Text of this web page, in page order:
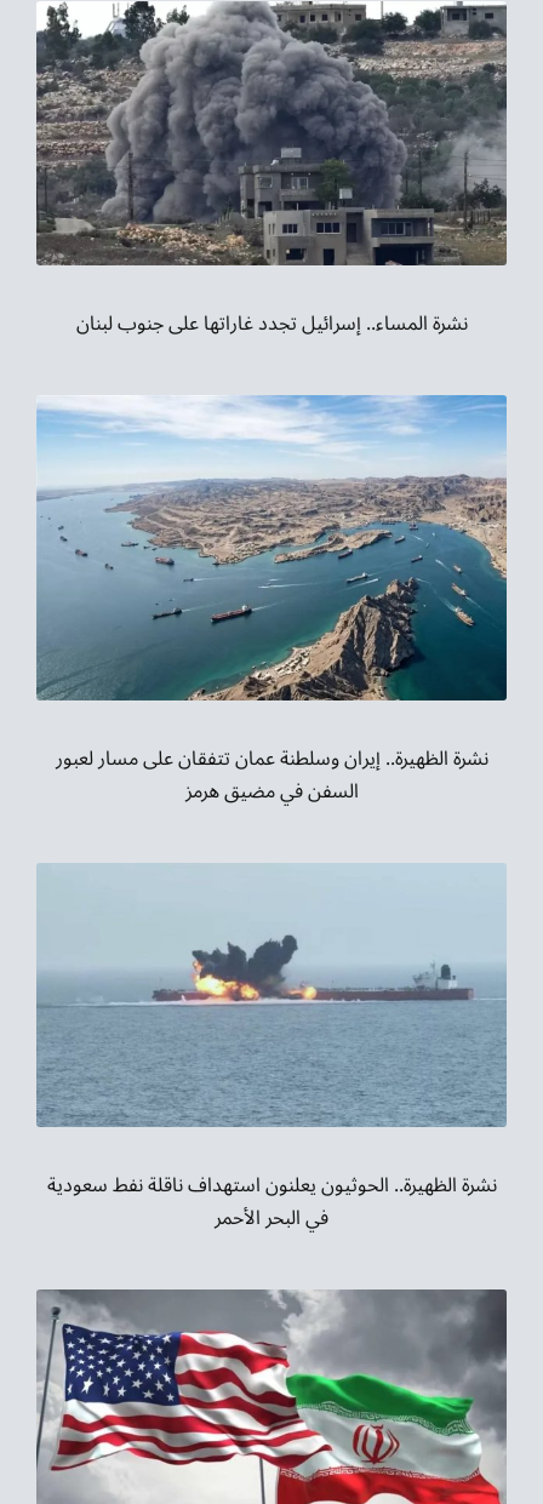
نشرة المساء.. إسرائيل تجدد غاراتها على جنوب لبنان
نشرة الظهيرة.. إيران وسلطنة عمان تتفقان على مسار لعبور
السفن في مضيق هرمز
نشرة الظهيرة.. الحوثيون يعلنون استهداف ناقلة نفط سعودية
في البحر الأحمر